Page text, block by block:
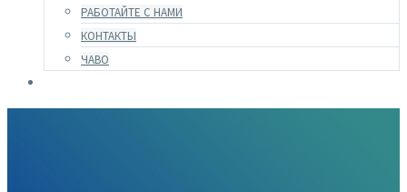
РАБОТАЙТЕ С НАМИ
КОНТАКТЫ
ЧАВО